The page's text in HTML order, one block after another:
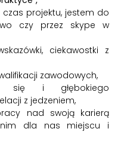
projektu, jestem do
czy przez skype w
ciekawostki z
zawodowych,
się i głębokiego
z jedzeniem,
nad swoją karierą
dla nas miejscu i